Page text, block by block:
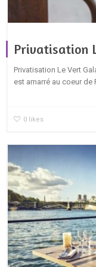
Privatisation
Privatisation Le Vert
est amarré au coeur de
0 likes